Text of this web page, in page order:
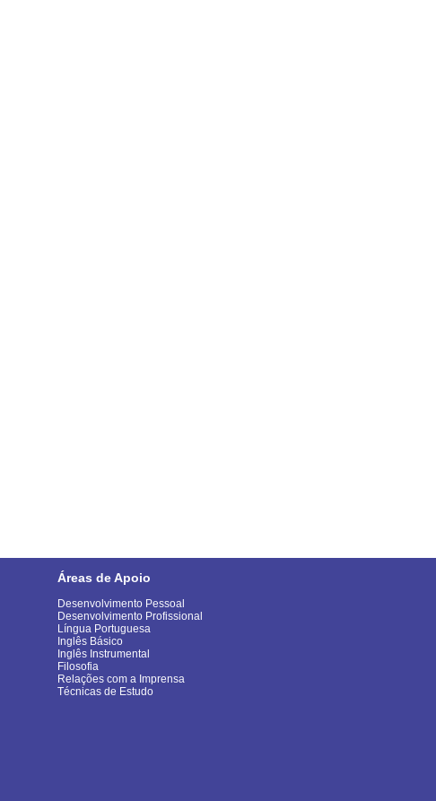
Áreas de Apoio
Desenvolvimento Pessoal
Desenvolvimento Profissional
Língua Portuguesa
Inglês Básico
Inglês Instrumental
Filosofia
Relações com a Imprensa
Técnicas de Estudo